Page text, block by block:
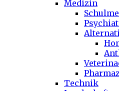
Medizin
Technik